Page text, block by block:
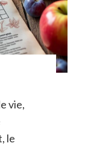
vie,
le